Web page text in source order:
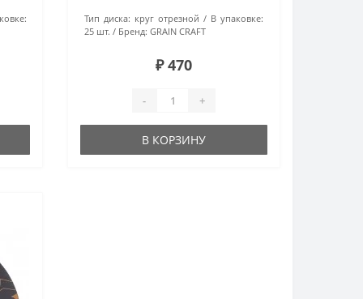
материалам: оксиду алюминия и
надёжному полимерному
Тип диска: круг отрезной
В упаковке:
25 шт.
Бренд: GRAIN CRAFT
₽ 470
- +
В КОРЗИНУ